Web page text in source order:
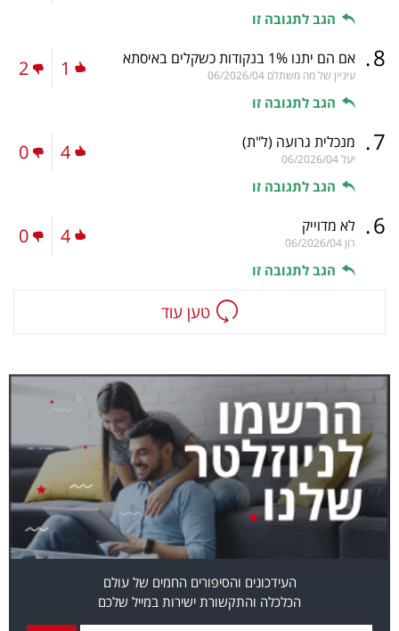
הגב לתגובה זו
8
. אם הם יתנו 1% בנקודות כשקלים באיסתא
עיניין של מה משתלם 06/2026/04
הגב לתגובה זו
1
2
7
. מנכלית גרועה (ל"ת)
יעל06/2026/04
הגב לתגובה זו
4
0
6
. לא מדוייק
רון06/2026/04
הגב לתגובה זו
4
0
טען עוד
העידכונים והסיפורים החמים של עולם
הכלכלה והתקשורת ישירות במייל שלכם